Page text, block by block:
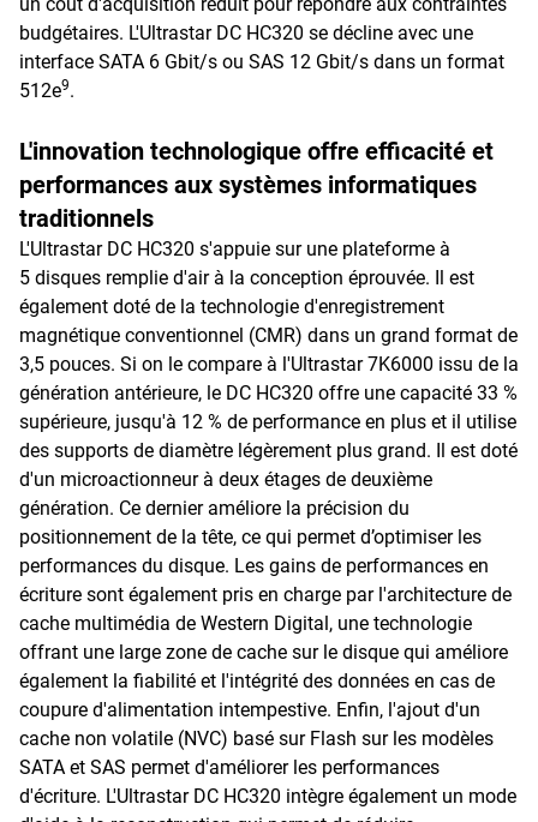
budgétaires. L'Ultrastar DC HC320 se décline avec une
interface SATA 6 Gbit/s ou SAS 12 Gbit/s dans un format
512e9.
L'innovation technologique offre efficacité et
performances aux systèmes informatiques
traditionnels
L'Ultrastar DC HC320 s'appuie sur une plateforme à
5 disques remplie d'air à la conception éprouvée. Il est
également doté de la technologie d'enregistrement
magnétique conventionnel (CMR) dans un grand format de
3,5 pouces. Si on le compare à l'Ultrastar 7K6000 issu de la
génération antérieure, le DC HC320 offre une capacité 33 %
supérieure, jusqu'à 12 % de performance en plus et il utilise
des supports de diamètre légèrement plus grand. Il est doté
d'un microactionneur à deux étages de deuxième
génération. Ce dernier améliore la précision du
positionnement de la tête, ce qui permet d’optimiser les
performances du disque. Les gains de performances en
écriture sont également pris en charge par l'architecture de
cache multimédia de Western Digital, une technologie
offrant une large zone de cache sur le disque qui améliore
également la fiabilité et l'intégrité des données en cas de
coupure d'alimentation intempestive. Enfin, l'ajout d'un
cache non volatile (NVC) basé sur Flash sur les modèles
SATA et SAS permet d'améliorer les performances
d'écriture. L'Ultrastar DC HC320 intègre également un mode